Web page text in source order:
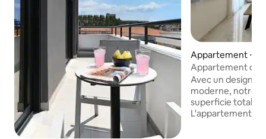
Appartement ⋅
e
Appartement de
Avec un design
moderne, notre
superficie totale
L'appartement